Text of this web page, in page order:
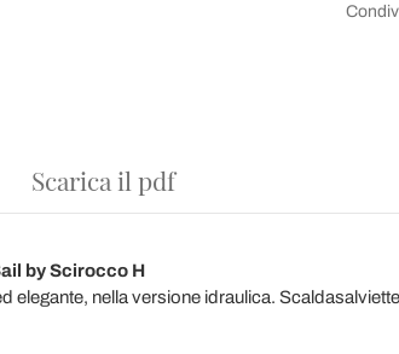
Scarica il pdf
by Scirocco H
elegante, nella versione idraulica.